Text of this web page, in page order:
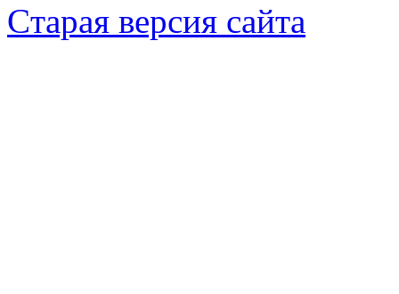
Cтарая версия сайта